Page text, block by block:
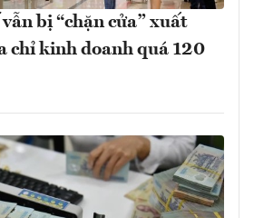
bị “chặn cửa” xuất
chỉ kinh doanh quá 120